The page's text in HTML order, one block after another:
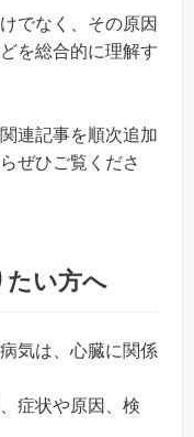
でなく、その原因
を総合的に理解す
連記事を順次追加
ぜひご覧くださ
たい方へ
気は、心臓に関係
症状や原因、検